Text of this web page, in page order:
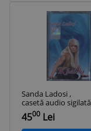
Sanda Ladosi ,
casetă audio sigilată
4500 Lei